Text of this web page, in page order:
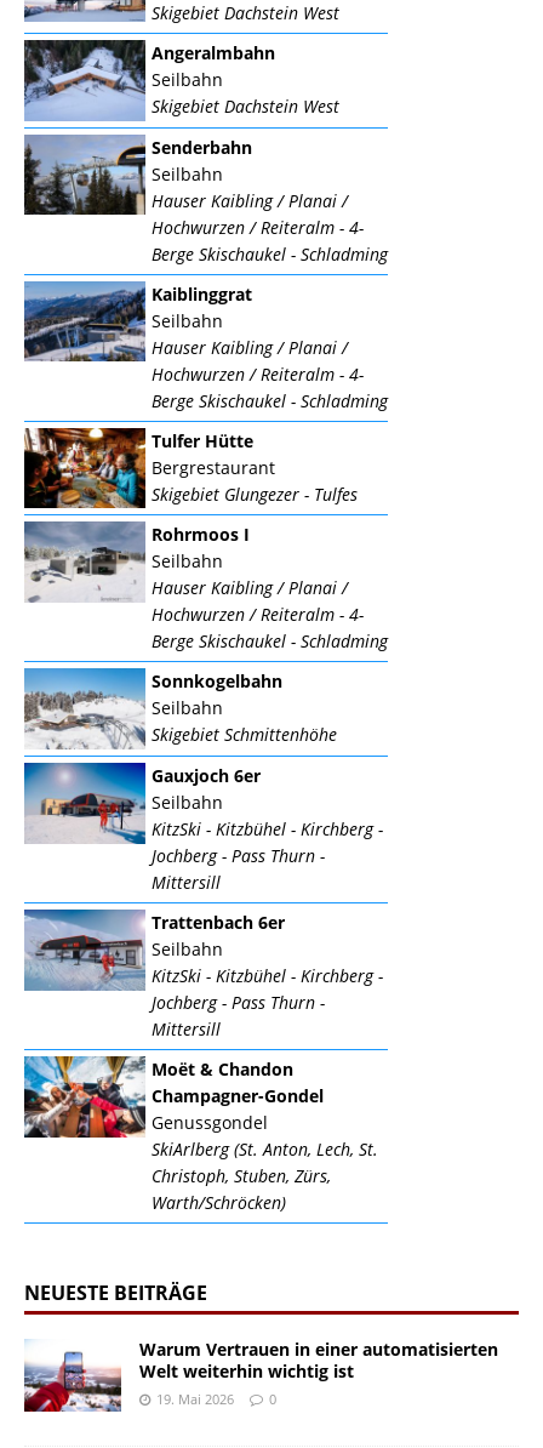
Skigebiet Dachstein West
Angeralmbahn
Seilbahn
Skigebiet Dachstein West
Senderbahn
Seilbahn
Hauser Kaibling / Planai /
Hochwurzen / Reiteralm - 4-
Berge Skischaukel - Schladming
Kaiblinggrat
Seilbahn
Hauser Kaibling / Planai /
Hochwurzen / Reiteralm - 4-
Berge Skischaukel - Schladming
Tulfer Hütte
Bergrestaurant
Skigebiet Glungezer - Tulfes
Rohrmoos I
Seilbahn
Hauser Kaibling / Planai /
Hochwurzen / Reiteralm - 4-
Berge Skischaukel - Schladming
Sonnkogelbahn
Seilbahn
Skigebiet Schmittenhöhe
Gauxjoch 6er
Seilbahn
KitzSki - Kitzbühel - Kirchberg -
Jochberg - Pass Thurn -
Mittersill
Trattenbach 6er
Seilbahn
KitzSki - Kitzbühel - Kirchberg -
Jochberg - Pass Thurn -
Mittersill
Moët & Chandon
Champagner-Gondel
Genussgondel
SkiArlberg (St. Anton, Lech, St.
Christoph, Stuben, Zürs,
Warth/Schröcken)
NEUESTE BEITRÄGE
Warum Vertrauen in einer automatisierten
Welt weiterhin wichtig ist
19. Mai 2026 0